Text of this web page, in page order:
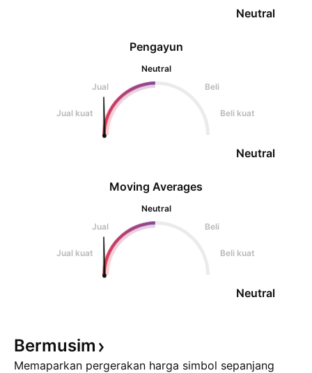
Pengayun
Neutral
Jual
Beli
Jual kuat Beli kuat
Neutral
Neutral
Moving Averages
Neutral
Jual
Beli
Jual kuat Beli kuat
Neutral
Bermusim
Memaparkan pergerakan harga simbol sepanjang